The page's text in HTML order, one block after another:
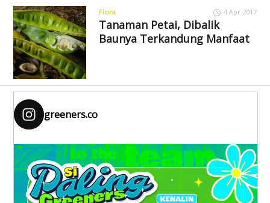
Flora 4 Apr 2017
Tanaman Petai, Dibalik
Baunya Terkandung Manfaat
greeners.co